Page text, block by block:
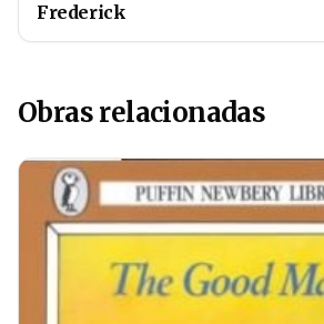
Frederick
Obras relacionadas